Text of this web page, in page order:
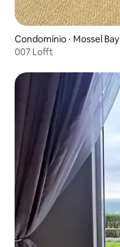
Condomínio ⋅ Mossel Bay
007 Lofft